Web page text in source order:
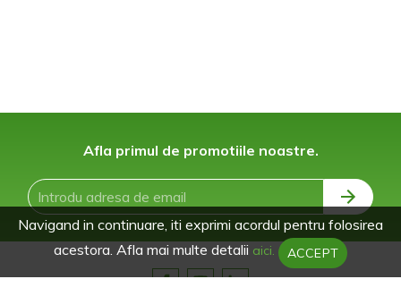
Afla primul de promotiile noastre.
Navigand in continuare, iti exprimi acordul pentru folosirea
acestora. Afla mai multe detalii aici. ACCEPT